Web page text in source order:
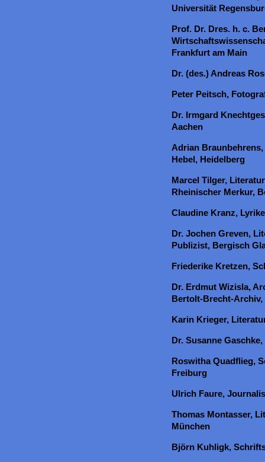
Universität
Prof. Dr. Dres. h. c.
Frankfurt am Main
Dr. (des.) Andreas
Peter Peitsch,
Dr. Irmgard
Aachen
Adrian
Hebel, Heidelberg
Marcel Tilger,
Rheinischer Merkur,
Claudine Kranz,
Dr. Jochen Greven,
Publizist, Bergisch
Friederike Kretzen,
Dr. Erdmut Wizisla,
Bertolt-Brecht-Archiv,
Karin Krieger,
Dr. Susanne
Roswitha Quadflieg,
Freiburg
Ulrich Faure,
Thomas Montasser,
München
Björn Kuhligk,